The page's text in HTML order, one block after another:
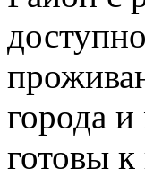
города
готовы